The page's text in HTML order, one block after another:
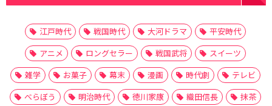
江戸時代 戦国時代 大河ドラマ
平安時代
アニメ
ロングセラー 戦国武将
スイーツ
雑学
お菓子 幕末 漫画 時代劇
テレビ
べらぼう
明治時代 徳川家康 織田信長
抹茶